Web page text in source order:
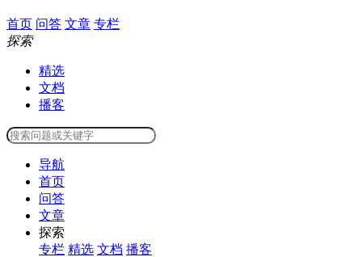
首页 问答 文章 专栏
探索
精选
文档
播客
导航
首页
问答
文章
探索
专栏 精选 文档 播客